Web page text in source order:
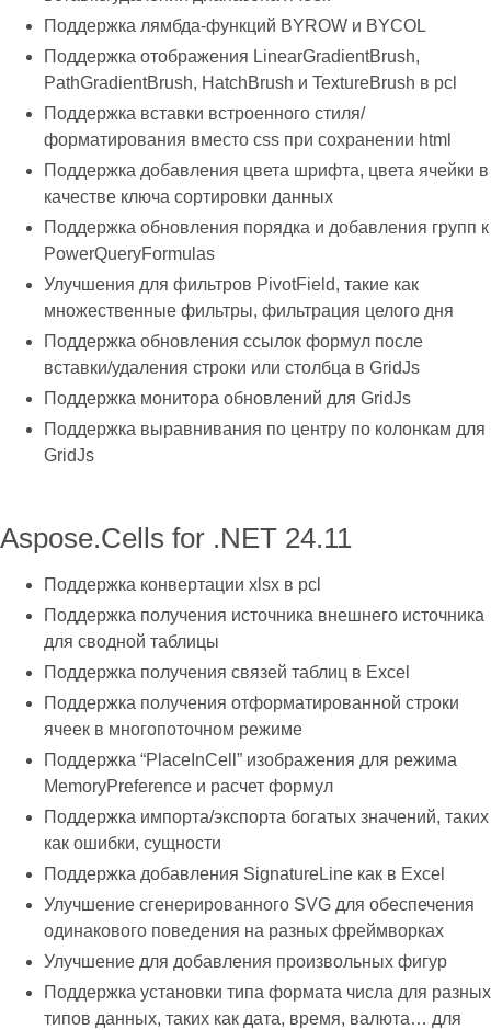
Поддержка лямбда-функций BYROW и BYCOL
Поддержка отображения LinearGradientBrush,
PathGradientBrush, HatchBrush и TextureBrush в pcl
Поддержка вставки встроенного стиля/
форматирования вместо css при сохранении html
Поддержка добавления цвета шрифта, цвета ячейки в
качестве ключа сортировки данных
Поддержка обновления порядка и добавления групп к
PowerQueryFormulas
Улучшения для фильтров PivotField, такие как
множественные фильтры, фильтрация целого дня
Поддержка обновления ссылок формул после
вставки/удаления строки или столбца в GridJs
Поддержка монитора обновлений для GridJs
Поддержка выравнивания по центру по колонкам для
GridJs
Aspose.Cells for .NET 24.11
Поддержка конвертации xlsx в pcl
Поддержка получения источника внешнего источника
для сводной таблицы
Поддержка получения связей таблиц в Excel
Поддержка получения отформатированной строки
ячеек в многопоточном режиме
Поддержка “PlaceInCell” изображения для режима
MemoryPreference и расчет формул
Поддержка импорта/экспорта богатых значений, таких
как ошибки, сущности
Поддержка добавления SignatureLine как в Excel
Улучшение сгенерированного SVG для обеспечения
одинакового поведения на разных фреймворках
Улучшение для добавления произвольных фигур
Поддержка установки типа формата числа для разных
типов данных, таких как дата, время, валюта… для